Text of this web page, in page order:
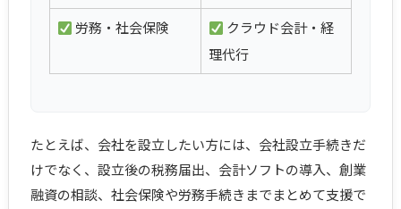
労務・社会保険
クラウド会計・経
理代行
たとえば、会社を設立したい方には、会社設立手続きだ
けでなく、設立後の税務届出、会計ソフトの導入、創業
融資の相談、社会保険や労務手続きまでまとめて支援で